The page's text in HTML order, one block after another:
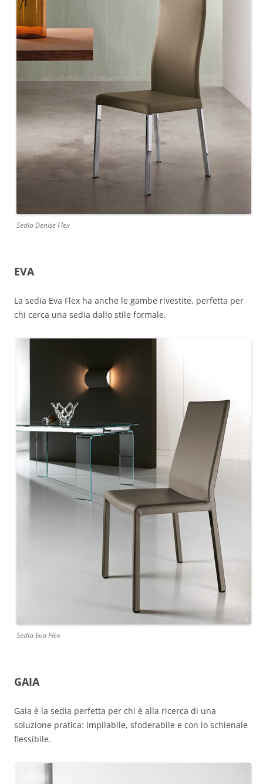
Sedia Denise Flex
EVA
La sedia Eva Flex ha anche le gambe rivestite, perfetta per
chi cerca una sedia dallo stile formale.
Sedia Eva Flex
GAIA
Gaia è la sedia perfetta per chi è alla ricerca di una
soluzione pratica: impilabile, sfoderabile e con lo schienale
flessibile.